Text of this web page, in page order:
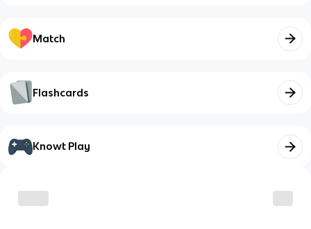
Match
Flashcards
Knowt Play